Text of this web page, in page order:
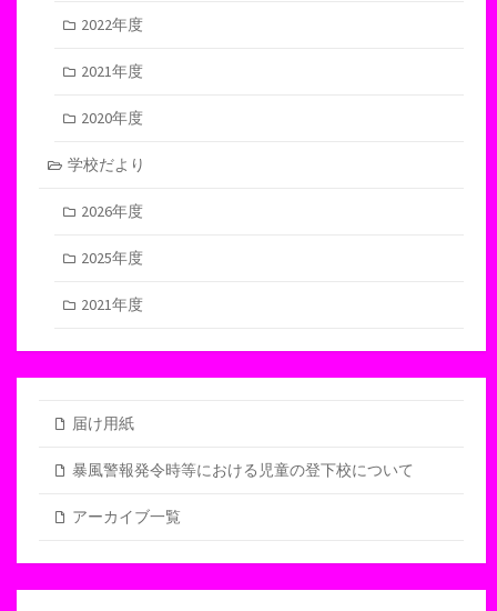
2022年度
2021年度
2020年度
学校だより
2026年度
2025年度
2021年度
届け用紙
暴風警報発令時等における児童の登下校について
アーカイブ一覧